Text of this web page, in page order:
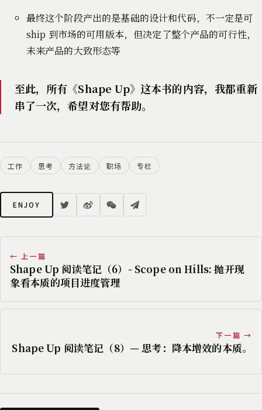
最终这个阶段产出的是基础的设计和代码，不一定是可
ship 到市场的可用版本，但决定了整个产品的可行性，
未来产品的大致形态等
至此，所有《Shape Up》这本书的内容，我都重新
串了一次，希望对您有帮助。
工作 思考 方法论 职场 专栏
ENJOY
← 上一篇
Shape Up 阅读笔记（6）- Scope on Hills: 抛开现
象看本质的项目进度管理
下一篇 →
Shape Up 阅读笔记（8）— 思考：降本增效的本质。